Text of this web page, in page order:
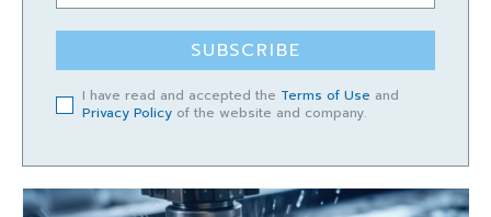
SUBSCRIBE
I have read and accepted the Terms of Use and
Privacy Policy of the website and company.